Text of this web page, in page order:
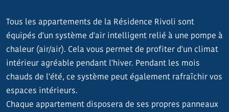
Tous les appartements de la Résidence Rivoli sont
équipés d'un système d'air intelligent relié à une pompe à
chaleur (air/air). Cela vous permet de profiter d'un climat
intérieur agréable pendant l'hiver. Pendant les mois
chauds de l'été, ce système peut également rafraîchir vos
espaces intérieurs.
Chaque appartement disposera de ses propres panneaux